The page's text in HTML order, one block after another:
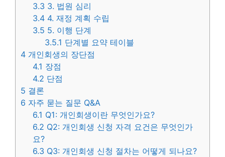
3.3 3. 법원 심리
3.4 4. 재정 계획 수립
3.5 5. 이행 단계
3.5.1 단계별 요약 테이블
4 개인회생의 장단점
4.1 장점
4.2 단점
5 결론
6 자주 묻는 질문 Q&A
6.1 Q1: 개인회생이란 무엇인가요?
6.2 Q2: 개인회생 신청 자격 요건은 무엇인가
요?
6.3 Q3: 개인회생 신청 절차는 어떻게 되나요?